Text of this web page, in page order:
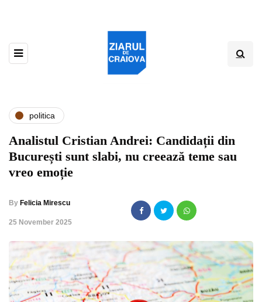
politica
Analistul Cristian Andrei: Candidații din
București sunt slabi, nu creează teme sau
vreo emoție
By Felicia Mirescu
,25 November 2025